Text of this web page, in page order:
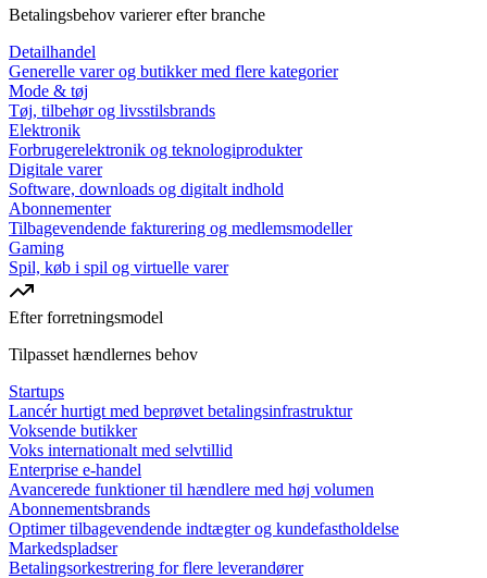
Betalingsbehov varierer efter branche
Detailhandel
Generelle varer og butikker med flere kategorier
Mode & tøj
Tøj, tilbehør og livsstilsbrands
Elektronik
Forbrugerelektronik og teknologiprodukter
Digitale varer
Software, downloads og digitalt indhold
Abonnementer
Tilbagevendende fakturering og medlemsmodeller
Gaming
Spil, køb i spil og virtuelle varer
Efter forretningsmodel
Tilpasset hændlernes behov
Startups
Lancér hurtigt med beprøvet betalingsinfrastruktur
Voksende butikker
Voks internationalt med selvtillid
Enterprise e-handel
Avancerede funktioner til hændlere med høj volumen
Abonnementsbrands
Optimer tilbagevendende indtægter og kundefastholdelse
Markedspladser
Betalingsorkestrering for flere leverandører